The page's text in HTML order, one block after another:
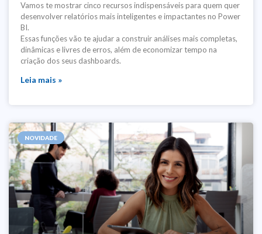
Vamos te mostrar cinco recursos indispensáveis para quem quer
desenvolver relatórios mais inteligentes e impactantes no Power
BI.
Essas funções vão te ajudar a construir análises mais completas,
dinâmicas e livres de erros, além de economizar tempo na
criação dos seus dashboards.
Leia mais »
NOVIDADE